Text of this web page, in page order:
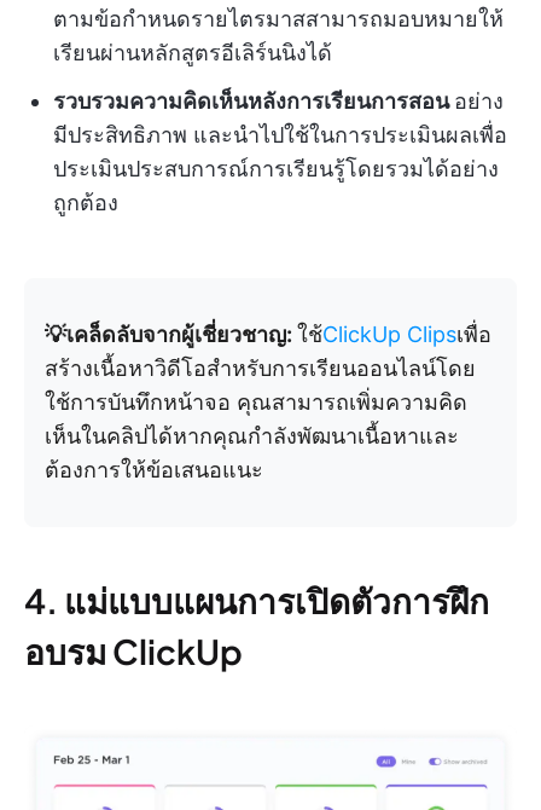
ตามข้อกำหนดรายไตรมาสสามารถมอบหมายให้
เรียนผ่านหลักสูตรอีเลิร์นนิงได้
รวบรวมความคิดเห็นหลังการเรียนการสอนอย่าง
มีประสิทธิภาพ และนำไปใช้ในการประเมินผลเพื่อ
ประเมินประสบการณ์การเรียนรู้โดยรวมได้อย่าง
ถูกต้อง
💡เคล็ดลับจากผู้เชี่ยวชาญ: ใช้ClickUp Clipsเพื่อ
สร้างเนื้อหาวิดีโอสำหรับการเรียนออนไลน์โดย
ใช้การบันทึกหน้าจอ คุณสามารถเพิ่มความคิด
เห็นในคลิปได้หากคุณกำลังพัฒนาเนื้อหาและ
ต้องการให้ข้อเสนอแนะ
4. แม่แบบแผนการเปิดตัวการฝึก
อบรม ClickUp